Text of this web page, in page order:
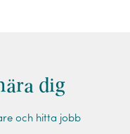
dig
och hitta jobb